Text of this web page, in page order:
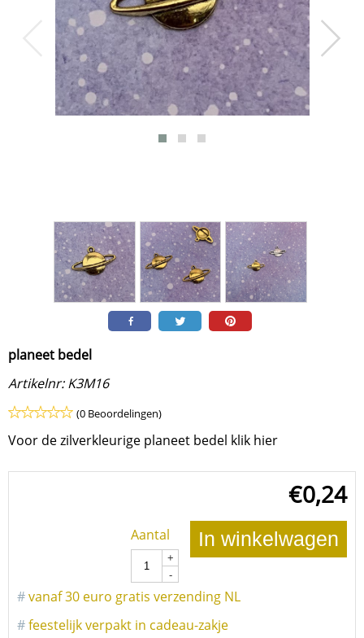
planeet bedel
Artikelnr: K3M16
(0 Beoordelingen)
Voor de zilverkleurige planeet bedel klik hier
€0,24
Aantal
+
-
In winkelwagen
#vanaf 30 euro gratis verzending NL
#feestelijk verpakt in cadeau-zakje